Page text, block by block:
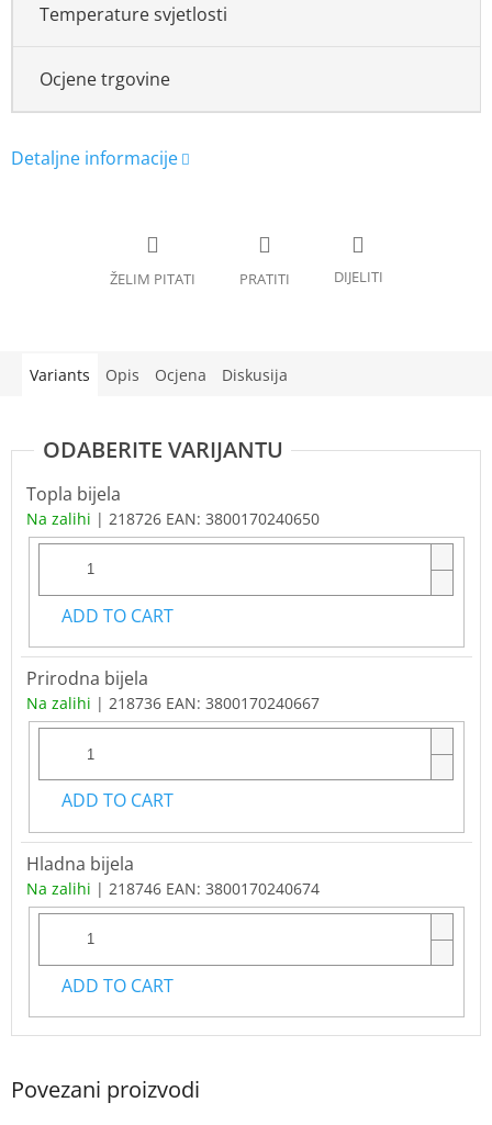
Temperature svjetlosti
Ocjene trgovine
Variants Opis Ocjena Diskusija
Topla bijela
Na zalihi | 218726 EAN: 3800170240650
ADD TO CART
Prirodna bijela
Na zalihi | 218736 EAN: 3800170240667
ADD TO CART
Hladna bijela
Na zalihi | 218746 EAN: 3800170240674
ADD TO CART